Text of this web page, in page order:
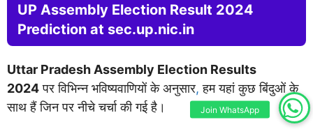
UP Assembly Election Result 2024
Prediction at sec.up.nic.in
Uttar Pradesh Assembly Election Results
2024पर विभिन्न भविष्यवाणियों के अनुसार, हम यहां कुछ बिंदुओं के
साथ हैं जिन पर नीचे चर्चा की गई है।
Join WhatsApp